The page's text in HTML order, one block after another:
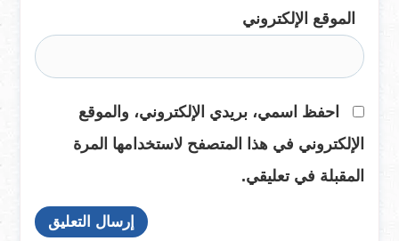
الموقع الإلكتروني
احفظ اسمي، بريدي الإلكتروني، والموقع
الإلكتروني في هذا المتصفح لاستخدامها المرة
المقبلة في تعليقي.